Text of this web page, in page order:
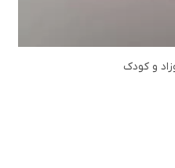
و کودک